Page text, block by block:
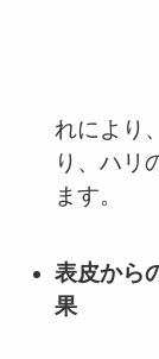
れにより
り、ハリ
ます。
表皮から
果